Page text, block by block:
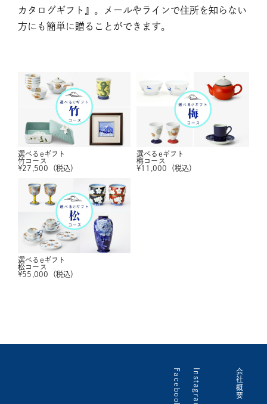
カタログギフト』。メールやラインで住所を知らない
方にも簡単に贈ることができます。
選べるeギフト
竹コース
¥27,500 （税込）
選べるeギフト
梅コース
¥11,000 （税込）
選べるeギフト
松コース
¥55,000 （税込）
会社概要
Instagram
Facebook